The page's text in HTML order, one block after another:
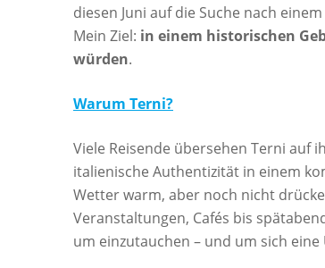
diesen Juni auf die Suche nach
Mein Ziel: in einem historischen
würden.
Warum Terni?
Viele Reisende übersehen Terni auf
italienische Authentizität in einem
Wetter warm, aber noch nicht
Veranstaltungen, Cafés bis
um einzutauchen – und um sich